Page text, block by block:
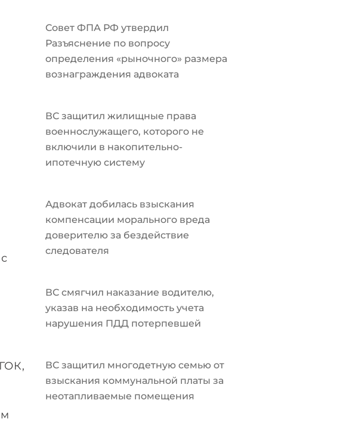
Совет ФПА РФ утвердил
Разъяснение по вопросу
определения «рыночного» размера
вознаграждения адвоката
ВС защитил жилищные права
военнослужащего, которого не
включили в накопительно-
ипотечную систему
Адвокат добилась взыскания
компенсации морального вреда
доверителю за бездействие
следователя
ВС смягчил наказание водителю,
указав на необходимость учета
нарушения ПДД потерпевшей
ВС защитил многодетную семью от
взыскания коммунальной платы за
неотапливаемые помещения